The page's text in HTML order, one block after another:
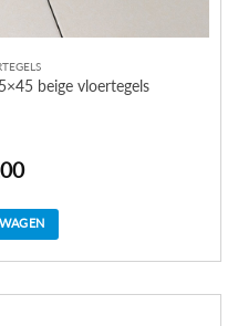
beige vloertegels